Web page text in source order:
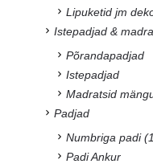
Lipuketid jm
Istepadjad &
Põrandapadjad
Istepadjad
Madratsid
Padjad
Numbriga padi
Padi Ankur